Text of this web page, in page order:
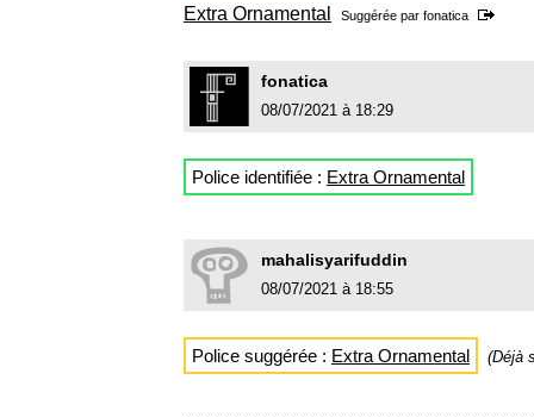
Extra Ornamental Suggérée par fonatica
fonatica
08/07/2021 à 18:29
Police identifiée : Extra Ornamental
mahalisyarifuddin
08/07/2021 à 18:55
Police suggérée : Extra Ornamental (Déjà